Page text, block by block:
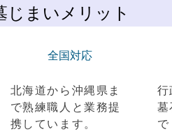
じまいメリット
全国対応
北海道から沖縄県ま
で熟練職人と業務提
携しています。
行
墓